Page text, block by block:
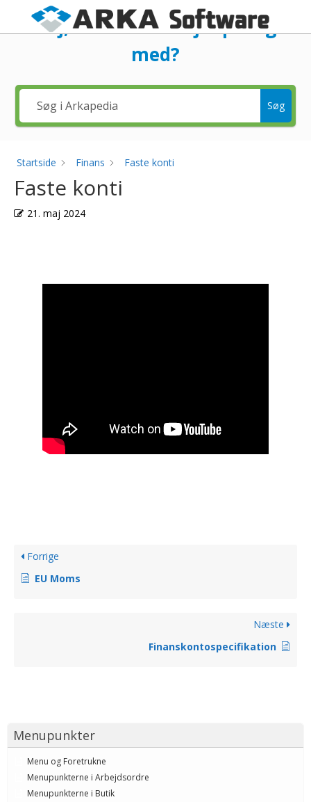
Hej, hvad kan vi hjælpe dig
med?
Søg
Menupunkter
Menu og Foretrukne
Menupunkterne i Arbejdsordre
Menupunkterne i Butik
Startside Finans Faste konti
Faste konti
21. maj 2024
Forrige
EU Moms
Næste
Finanskontospecifikation